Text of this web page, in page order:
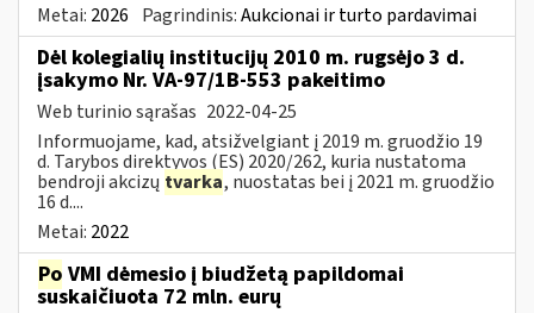
Metai: 2026 Pagrindinis:Aukcionai ir turto pardavimai
Dėl kolegialių institucijų 2010 m. rugsėjo 3 d.
įsakymo Nr. VA-97/1B-553 pakeitimo
Web turinio sąrašas 2022-04-25
Informuojame, kad, atsižvelgiant į 2019 m. gruodžio 19
d. Tarybos direktyvos (ES) 2020/262, kuria nustatoma
bendroji akcizų tvarka, nuostatas bei į 2021 m. gruodžio
16 d....
Metai: 2022
Po VMI dėmesio į biudžetą papildomai
suskaičiuota 72 mln. eurų